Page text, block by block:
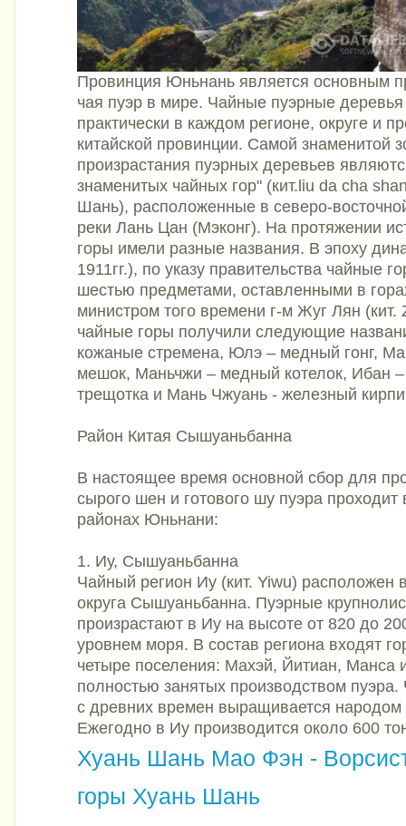
Провинция Юньнань является основным
чая пуэр в мире. Чайные пуэрные деревья
практически в каждом регионе, округе и
китайской провинции. Самой знаменитой
произрастания пуэрных деревьев
знаменитых чайных гор" (кит.liu da cha
Шань), расположенные в северо-
реки Лань Цан (Мэконг). На протяжении
горы имели разные названия. В эпоху
1911гг.), по указу правительства чайные
шестью предметами, оставленными в
министром того времени г-м Жуг Лян (кит.
чайные горы получили следующие
кожаные стремена, Юлэ – медный гонг,
мешок, Маньчжи – медный котелок, Ибан
трещотка и Мань Чжуань - железный
Район Китая Сышуаньбанна
В настоящее время основной сбор для
сырого шен и готового шу пуэра
районах Юньнани:
1. Иу, Сышуаньбанна
Чайный регион Иу (кит. Yiwu) расположен
округа Сышуаньбанна. Пуэрные
произрастают в Иу на высоте от 820 до
уровнем моря. В состав региона входят
четыре поселения: Махэй, Йитиан, Манса
полностью занятых производством
с древних времен выращивается народом
Ежегодно в Иу производится около 600
Хуань Шань Мао Фэн -
горы Хуань Шань